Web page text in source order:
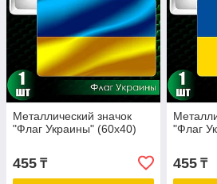
Металлический значок
"Флаг Украины" (60x40)
455 ₸
"Флаг
455₸